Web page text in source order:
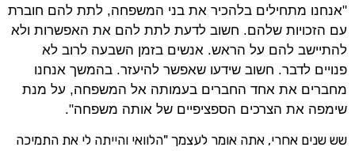
"אנחנו מתחילים בלהכיר את בני המשפחה, לתת להם חוברת
עם הזכויות שלהם. חשוב לדעת לתת להם את האפשרות ולא
להתיישב להם על הראש. אנשים בזמן השבעה לרוב לא
פנויים לדבר. חשוב שידעו שאפשר להיעזר. בהמשך אנחנו
מחברים את אחד החברים בעמותה אל המשפחה, על מנת
שימפה את הצרכים הספציפיים של אותה משפחה".
שש שנים אחרי, אתה אומר לעצמך "הלוואי והייתה לי את התמיכה